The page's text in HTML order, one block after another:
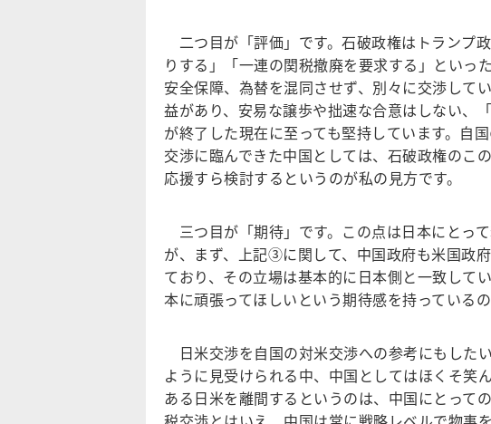
二つ目が「評価」です。石破政権はトランプ
りする」「一連の関税撤廃を要求する」といっ
安全保障、為替を混同させず、別々に交渉して
益があり、安易な譲歩や拙速な合意はしない、
が終了した現在に至っても堅持しています。自
交渉に臨んできた中国としては、石破政権のこ
応援すら検討するというのが私の見方です。
三つ目が「期待」です。この点は日本にとっ
が、まず、上記③に関して、中国政府も米国政
ており、その立場は基本的に日本側と一致して
本に頑張ってほしいという期待感を持っているの
日米交渉を自国の対米交渉への参考にもした
ように見受けられる中、中国としてはほくそ笑
ある日米を離間するというのは、中国にとって